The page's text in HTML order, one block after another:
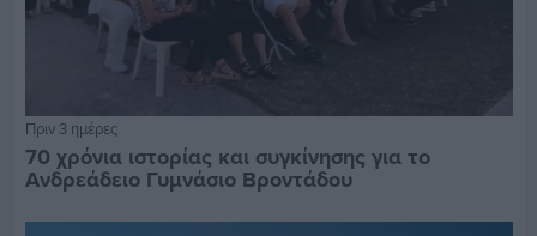
Πριν 3 ημέρες
70 χρόνια ιστορίας και συγκίνησης για το
Ανδρεάδειο Γυμνάσιο Βροντάδου